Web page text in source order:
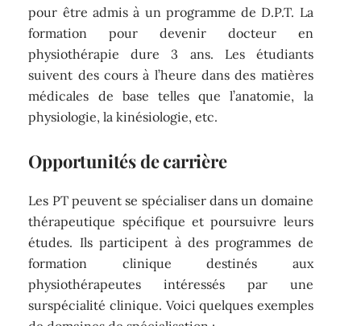
pour être admis à un programme de D.P.T. La
formation pour devenir docteur en
physiothérapie dure 3 ans. Les étudiants
suivent des cours à l’heure dans des matières
médicales de base telles que l’anatomie, la
physiologie, la kinésiologie, etc.
Opportunités de carrière
Les PT peuvent se spécialiser dans un domaine
thérapeutique spécifique et poursuivre leurs
études. Ils participent à des programmes de
formation clinique destinés aux
physiothérapeutes intéressés par une
surspécialité clinique. Voici quelques exemples